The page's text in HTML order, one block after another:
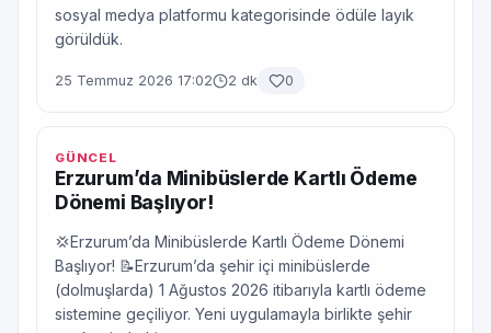
sosyal medya platformu kategorisinde ödüle layık
görüldük.
25 Temmuz 2026 17:02 2 dk 0
GÜNCEL
Erzurum’da Minibüslerde Kartlı Ödeme
Dönemi Başlıyor!
💢Erzurum’da Minibüslerde Kartlı Ödeme Dönemi
Başlıyor! 📝Erzurum’da şehir içi minibüslerde
(dolmuşlarda) 1 Ağustos 2026 itibarıyla kartlı ödeme
sistemine geçiliyor. Yeni uygulamayla birlikte şehir